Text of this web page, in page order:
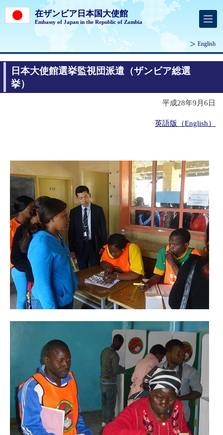
在ザンビア日本国大使館
Embassy of Japan in the Republic of Zambia
English
日本大使館選挙監視団派遣（ザンビア総選
挙）
平成28年9月6日
英語版（English）